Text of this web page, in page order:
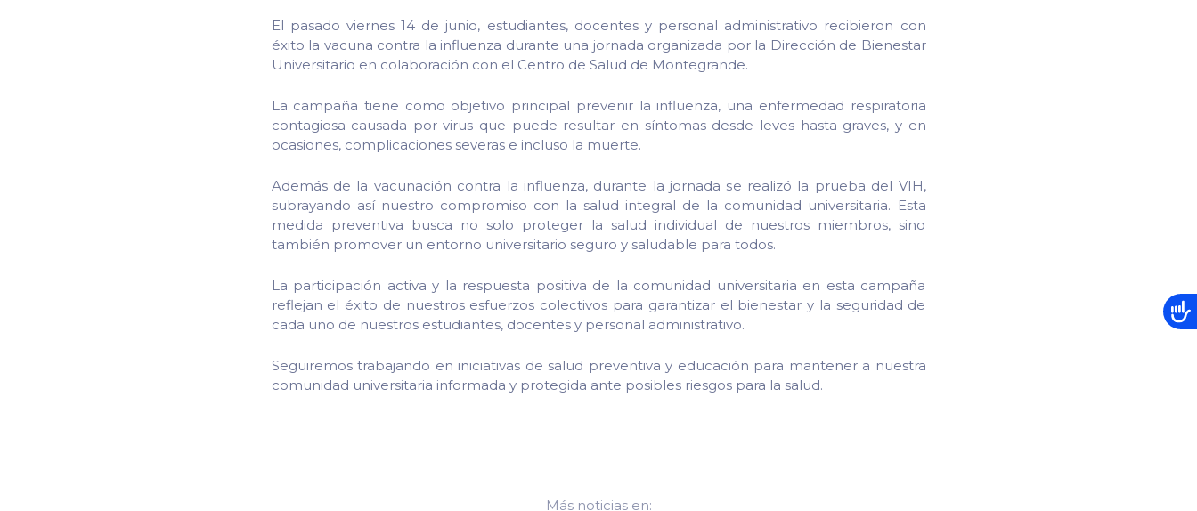
El pasado viernes 14 de junio, estudiantes, docentes y personal administrativo recibieron con
éxito la vacuna contra la influenza durante una jornada organizada por la Dirección de Bienestar
Universitario en colaboración con el Centro de Salud de Montegrande.
La campaña tiene como objetivo principal prevenir la influenza, una enfermedad respiratoria
contagiosa causada por virus que puede resultar en síntomas desde leves hasta graves, y en
ocasiones, complicaciones severas e incluso la muerte.
Además de la vacunación contra la influenza, durante la jornada se realizó la prueba del VIH,
subrayando así nuestro compromiso con la salud integral de la comunidad universitaria. Esta
medida preventiva busca no solo proteger la salud individual de nuestros miembros, sino
también promover un entorno universitario seguro y saludable para todos.
La participación activa y la respuesta positiva de la comunidad universitaria en esta campaña
reflejan el éxito de nuestros esfuerzos colectivos para garantizar el bienestar y la seguridad de
cada uno de nuestros estudiantes, docentes y personal administrativo.
Seguiremos trabajando en iniciativas de salud preventiva y educación para mantener a nuestra
comunidad universitaria informada y protegida ante posibles riesgos para la salud.
Más noticias en: